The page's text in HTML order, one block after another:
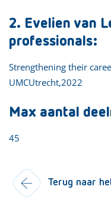
2. Evelien van
professionals:
Strengthening their
UMCUtrecht,2022
Max aantal
45
Terug naar